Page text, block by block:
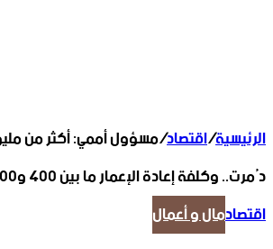
الرئيسية/اقتصاد/مسؤول أممي: أكثر من
دُمرت.. وكلفة إعادة الإعمار ما بين 400 و500 مليار
اقتصادمال و أعمال